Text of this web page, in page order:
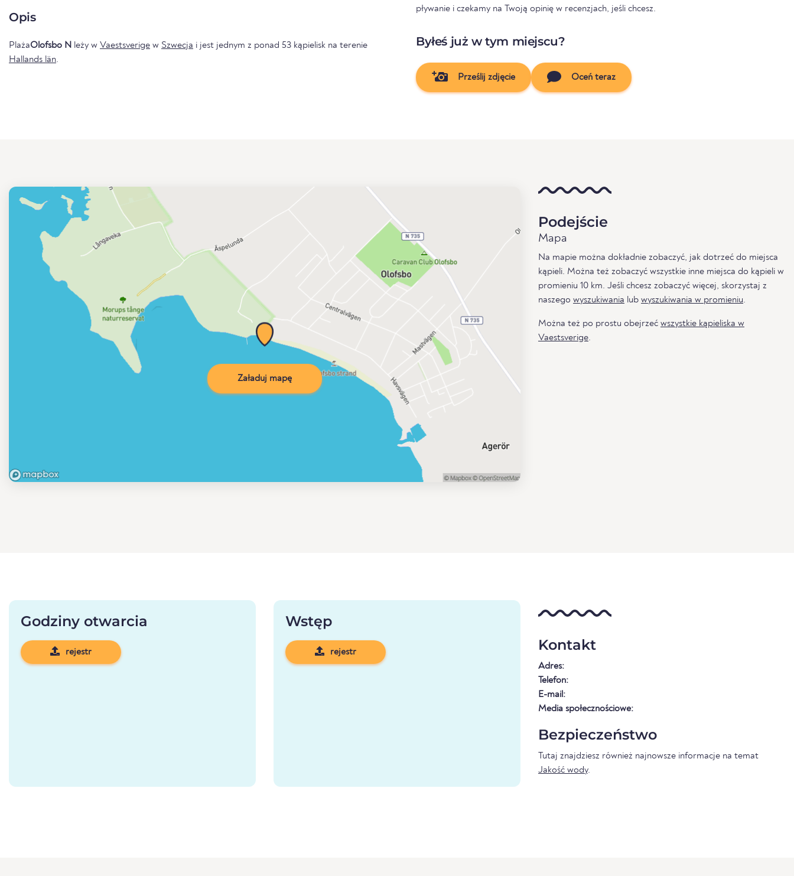
Opis
PlażaOlofsbo N leży w Vaestsverige w Szwecja i jest jednym z ponad 53 kąpielisk na terenie
Hallands län.
pływanie i czekamy na Twoją opinię w recenzjach, jeśli chcesz.
Byłeś już w tym miejscu?
Prześlij zdjęcie Oceń teraz
Załaduj mapę
Podejście
Mapa
Na mapie można dokładnie zobaczyć, jak dotrzeć do miejsca
kąpieli. Można też zobaczyć wszystkie inne miejsca do kąpieli w
promieniu 10 km. Jeśli chcesz zobaczyć więcej, skorzystaj z
naszego wyszukiwania lub wyszukiwania w promieniu.
Można też po prostu obejrzeć wszystkie kąpieliska w
Vaestsverige.
Godziny otwarcia
rejestr
Wstęp
rejestr Kontakt
Adres:
Telefon:
E-mail:
Media społecznościowe:
Bezpieczeństwo
Tutaj znajdziesz również najnowsze informacje na temat
Jakość wody.